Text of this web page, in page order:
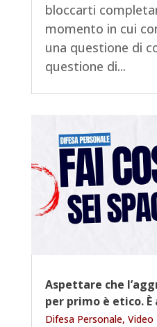
bloccarti
momento in cui
una questione di
questione di...
Aspettare che
per primo è etico. È
Difesa Personale, Video